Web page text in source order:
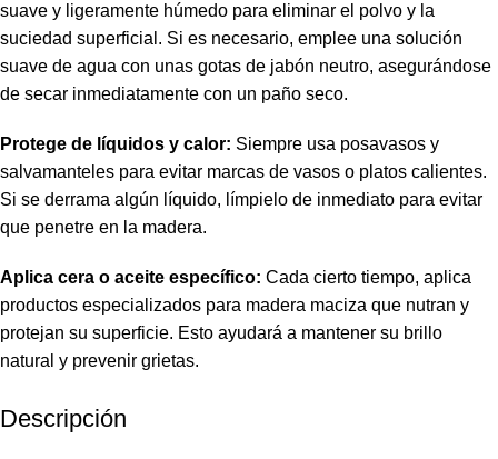
suave y ligeramente húmedo para eliminar el polvo y la
suciedad superficial. Si es necesario, emplee una solución
suave de agua con unas gotas de jabón neutro, asegurándose
de secar inmediatamente con un paño seco.
Protege de líquidos y calor: Siempre usa posavasos y
salvamanteles para evitar marcas de vasos o platos calientes.
Si se derrama algún líquido, límpielo de inmediato para evitar
que penetre en la madera.
Aplica cera o aceite específico: Cada cierto tiempo, aplica
productos especializados para madera maciza que nutran y
protejan su superficie. Esto ayudará a mantener su brillo
natural y prevenir grietas.
Descripción